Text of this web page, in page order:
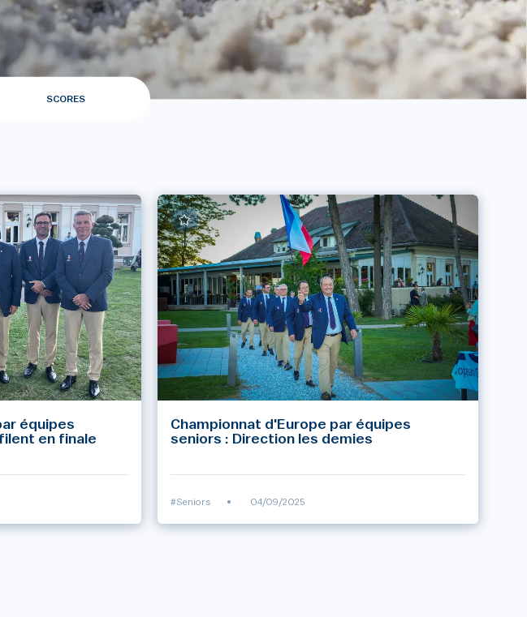
SCORES
équipes
en finale
Championnat d'Europe par équipes
seniors : Direction les demies
#Seniors • 04/09/2025